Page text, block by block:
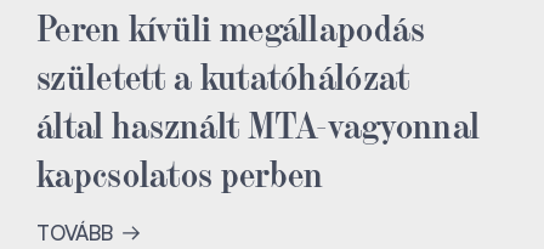
Peren kívüli megállapodás
született a kutatóhálózat
által használt MTA-vagyonnal
kapcsolatos perben
TOVÁBB